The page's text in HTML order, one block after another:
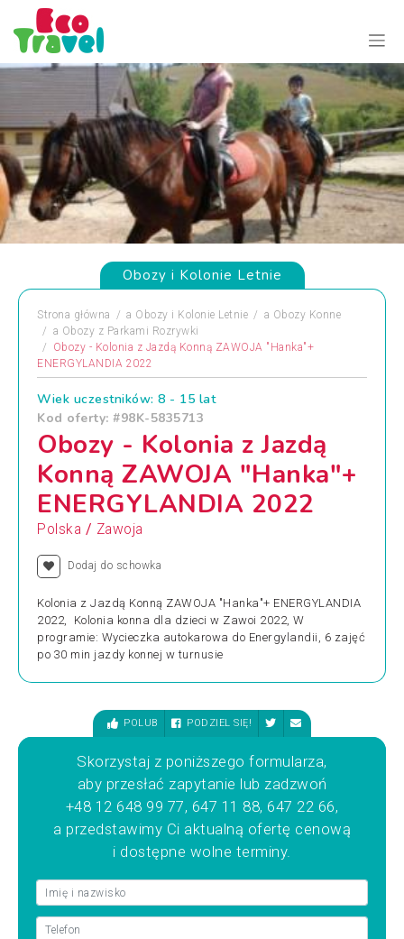
Obozy i Kolonie Letnie
Strona główna a Obozy i Kolonie Letnie a Obozy Konne
a Obozy z Parkami Rozrywki
Obozy - Kolonia z Jazdą Konną ZAWOJA "Hanka"+
ENERGYLANDIA 2022
Wiek uczestników: 8 - 15 lat
Kod oferty: #98K-5835713
Obozy - Kolonia z Jazdą
Konną ZAWOJA "Hanka"+
ENERGYLANDIA 2022
Polska / Zawoja
Dodaj do schowka
Kolonia z Jazdą Konną ZAWOJA "Hanka"+ ENERGYLANDIA
2022, Kolonia konna dla dzieci w Zawoi 2022, W
programie: Wycieczka autokarowa do Energylandii, 6 zajęć
po 30 min jazdy konnej w turnusie
POLUB PODZIEL SIĘ!
Skorzystaj z poniższego formularza,
aby przesłać zapytanie lub zadzwoń
+48 12 648 99 77, 647 11 88, 647 22 66,
a przedstawimy Ci aktualną ofertę cenową
i dostępne wolne terminy.